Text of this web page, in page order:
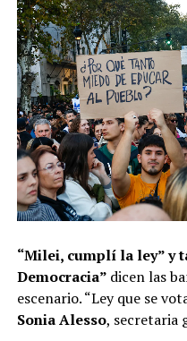
“Milei, cumplí la ley” y
Democracia” dicen las
escenario. “Ley que se
Sonia Alesso, secretaria